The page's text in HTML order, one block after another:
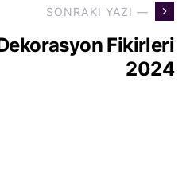
SONRAKI YAZI —
Fikirleri
2024